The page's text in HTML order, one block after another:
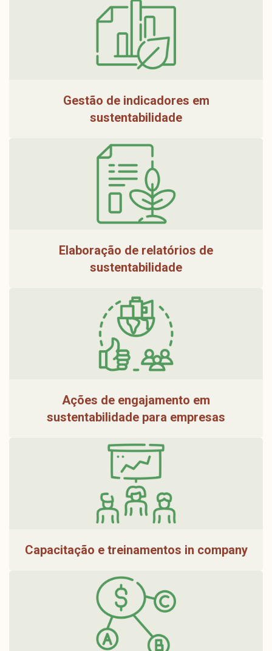
Gestão de indicadores em
sustentabilidade
Elaboração de relatórios de
sustentabilidade
Ações de engajamento em
sustentabilidade para empresas
Capacitação e treinamentos in company